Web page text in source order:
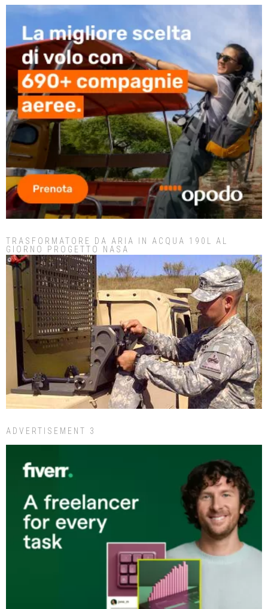
TRASFORMATORE DA ARIA IN ACQUA 190L AL
GIORNO PROGETTO NASA
ADVERTISEMENT 3